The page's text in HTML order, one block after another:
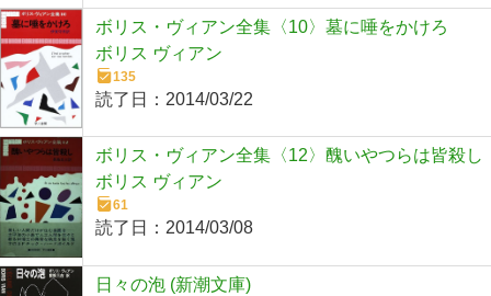
ボリス・ヴィアン全集〈10〉墓に唾をかけろ
ボリス ヴィアン
135
読了日： 2014/03/22
ボリス・ヴィアン全集〈12〉醜いやつらは皆殺し
ボリス ヴィアン
61
読了日： 2014/03/08
日々の泡 (新潮文庫)